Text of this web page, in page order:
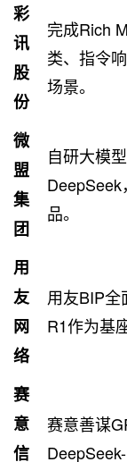
彩
讯
股
份
完成Rich
类、指令
场景。
微
盟
集
团
自研大模
品。
用
友
网
络
用友BIP全
R1作为基
赛
意
信
赛意善谋
DeepSeek-